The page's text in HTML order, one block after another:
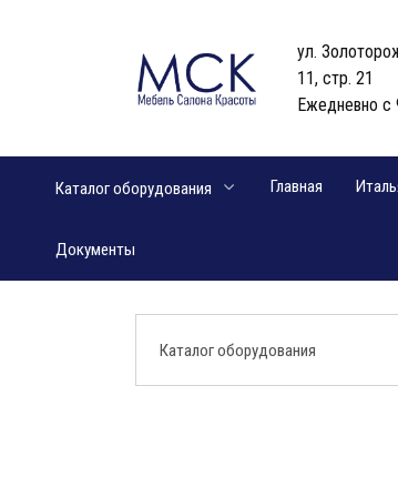
ул.
11, стр. 21
Ежедневно с
Каталог оборудования Главная
Документы
Каталог оборудования